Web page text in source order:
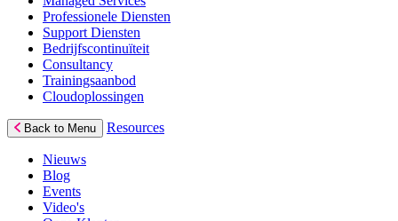
Professionele Diensten
Support Diensten
Bedrijfscontinuïteit
Consultancy
Trainingsaanbod
Cloudoplossingen
Back to Menu Resources
Nieuws
Blog
Events
Video's